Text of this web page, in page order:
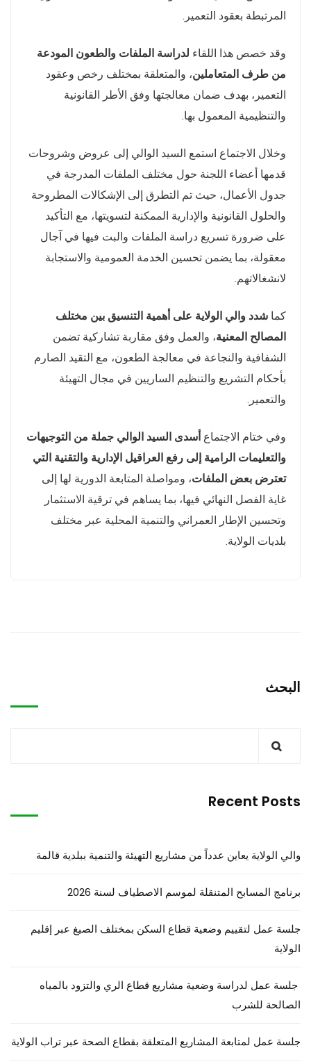
المرتبطة بعقود التعمير.
وقد خصص هذا اللقاء لدراسة الملفات والطعون المودعة
من طرف المتعاملين، والمتعلقة بمختلف رخص وعقود
التعمير، بهدف ضمان معالجتها وفق الأطر القانونية
والتنظيمية المعمول بها.
وخلال الاجتماع استمع السيد الوالي إلى عروض وشروحات
قدمها أعضاء اللجنة حول مختلف الملفات المدرجة في
جدول الأعمال، حيث تم التطرق إلى الإشكالات المطروحة
والحلول القانونية والإدارية الممكنة لتسويتها، مع التأكيد
على ضرورة تسريع دراسة الملفات والبت فيها في آجال
معقولة، بما يضمن تحسين الخدمة العمومية والاستجابة
لانشغالاتهم.
كما شدد والي الولاية على أهمية التنسيق بين مختلف
المصالح المعنية، والعمل وفق مقاربة تشاركية تضمن
الشفافية والنجاعة في معالجة الطعون، مع التقيد الصارم
بأحكام التشريع والتنظيم الساريين في مجال التهيئة
والتعمير.
وفي ختام الاجتماع أسدى السيد الوالي جملة من التوجيهات
والتعليمات الرامية إلى رفع العراقيل الإدارية والتقنية التي
تعترض بعض الملفات، ومواصلة المتابعة الدورية لها إلى
غاية الفصل النهائي فيها، بما يساهم في ترقية الاستثمار
وتحسين الإطار العمراني والتنمية المحلية عبر مختلف
بلديات الولاية.
البحث
Recent Posts
والي الولاية يعاين عدداً من مشاريع التهيئة والتنمية ببلدية قالمة
برنامج المسابح المتنقلة لموسم الاصطياف لسنة 2026
جلسة عمل لتقييم وضعية قطاع السكن بمختلف الصيغ عبر إقليم
الولاية
جلسة عمل لدراسة وضعية مشاريع قطاع الري والتزود بالمياه
الصالحة للشرب
جلسة عمل لمتابعة المشاريع المتعلقة بقطاع الصحة عبر تراب الولاية